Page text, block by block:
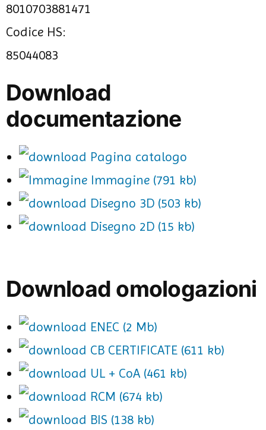
8010703881471
Codice HS:
85044083
Download
documentazione
Pagina catalogo
Immagine (791 kb)
Disegno 3D (503 kb)
Disegno 2D (15 kb)
Download omologazioni
ENEC (2 Mb)
CB CERTIFICATE (611 kb)
UL + CoA (461 kb)
RCM (674 kb)
BIS (138 kb)